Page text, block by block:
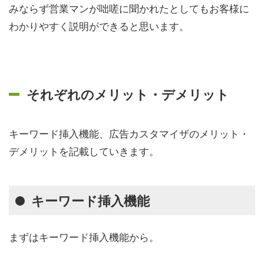
みならず営業マンが咄嗟に聞かれたとしてもお客様に
わかりやすく説明ができると思います。
それぞれのメリット・デメリット
キーワード挿入機能、広告カスタマイザのメリット・
デメリットを記載していきます。
キーワード挿入機能
まずはキーワード挿入機能から。